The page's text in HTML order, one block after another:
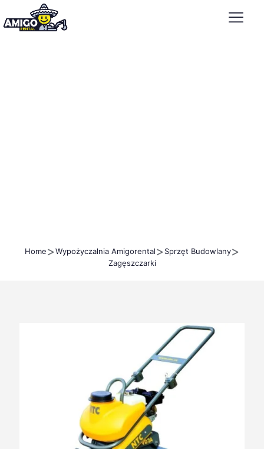
Home>Wypożyczalnia Amigorental>Sprzęt Budowlany>
Zagęszczarki